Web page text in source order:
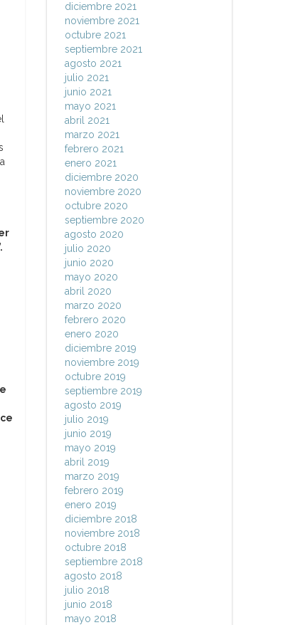
diciembre 2021
noviembre 2021
octubre 2021
septiembre 2021
agosto 2021
julio 2021
junio 2021
mayo 2021
abril 2021
marzo 2021
febrero 2021
enero 2021
diciembre 2020
noviembre 2020
octubre 2020
septiembre 2020
agosto 2020
julio 2020
junio 2020
mayo 2020
abril 2020
marzo 2020
febrero 2020
enero 2020
diciembre 2019
noviembre 2019
octubre 2019
septiembre 2019
agosto 2019
julio 2019
junio 2019
mayo 2019
abril 2019
marzo 2019
febrero 2019
enero 2019
diciembre 2018
noviembre 2018
octubre 2018
septiembre 2018
agosto 2018
julio 2018
junio 2018
mayo 2018